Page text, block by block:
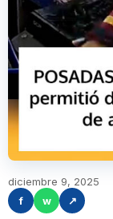
diciembre 9, 2025
f
w ↗